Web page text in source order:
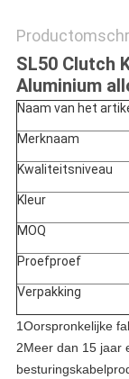
SL50 Clutch
Aluminium
Naam van het
Merknaam
Kwaliteitsniveau
Kleur
MOQ
Proefproef
Verpakking
1Oorspronkelijke
2Meer dan 15 jaar